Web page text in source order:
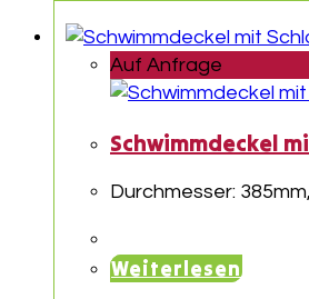
Auf Anfrage
Schwimmdeckel
Durchmesser:
Weiterlesen